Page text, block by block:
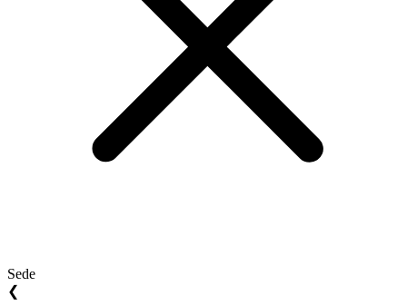
Sede
❮